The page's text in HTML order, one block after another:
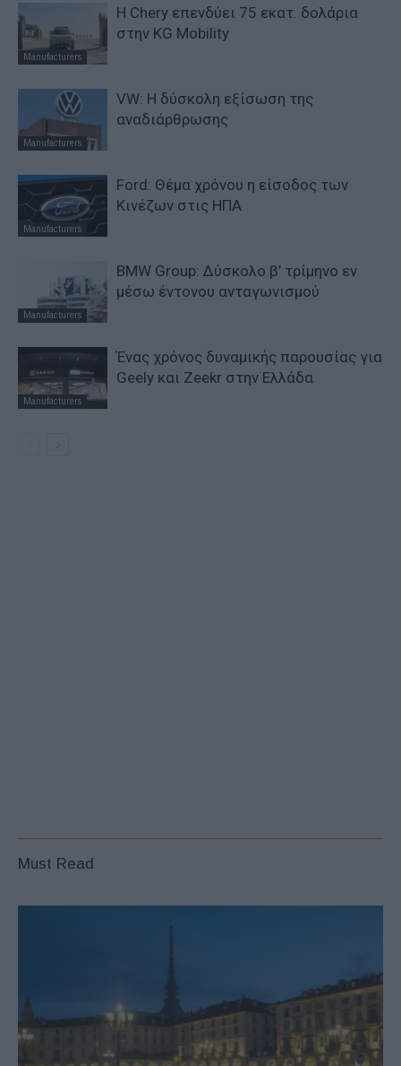
Manufacturers
Η Chery επενδύει 75 εκατ. δολάρια
στην KG Mobility
Manufacturers
VW: Η δύσκολη εξίσωση της
αναδιάρθρωσης
Manufacturers
Ford: Θέμα χρόνου η είσοδος των
Κινέζων στις ΗΠΑ
Manufacturers
BMW Group: Δύσκολο β’ τρίμηνο εν
μέσω έντονου ανταγωνισμού
Manufacturers
Ένας χρόνος δυναμικής παρουσίας για
Geely και Zeekr στην Ελλάδα
Must Read